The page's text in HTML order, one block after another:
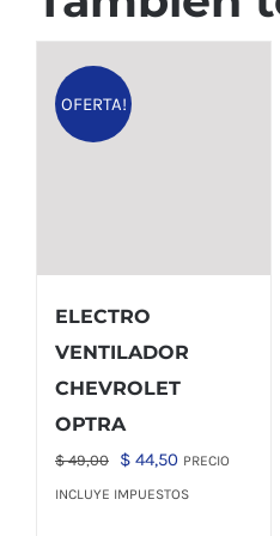
OFERTA!
ELECTRO
VENTILADOR
CHEVROLET
OPTRA
$49,00
El
precio
$ 44,50El
precio
PRECIO
INCLUYE IMPUESTOS